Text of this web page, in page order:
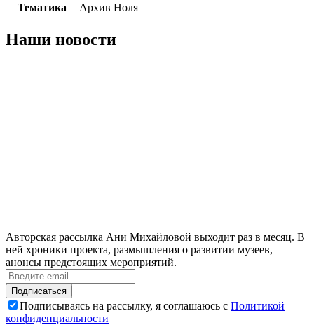
Тематика
Архив Ноля
Наши новости
Авторская рассылка Ани Михайловой выходит раз в месяц. В
ней хроники проекта, размышления о развитии музеев,
анонсы предстоящих мероприятий.
Подписаться
Подписываясь на рассылку, я соглашаюсь с Политикой
конфиденциальности